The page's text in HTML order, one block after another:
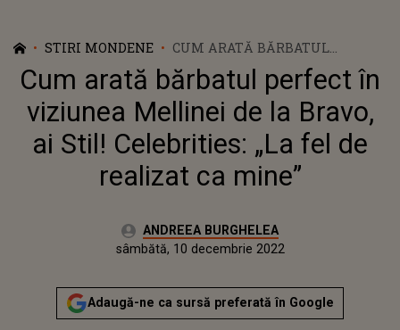
STIRI MONDENE
CUM ARATĂ BĂRBATUL
PERFECT ÎN VIZIUNEA
MELLINEI DE LA BRAVO, AI STIL!
CELEBRITIES: „LA FEL DE
REALIZAT CA MINE”
Cum arată bărbatul perfect în
viziunea Mellinei de la Bravo,
ai Stil! Celebrities: „La fel de
realizat ca mine”
Autor:ANDREEA BURGHELEA
vineri, 10 decembrie 2021
Actualizat:
sâmbătă, 10 decembrie 2022
Adaugă-ne ca sursă preferată în Google